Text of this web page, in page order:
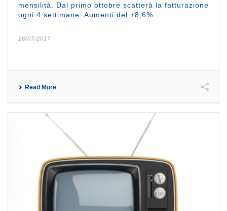
mensilità. Dal primo ottobre scatterà la fatturazione
ogni 4 settimane. Aumenti del +8,6%.
26/07/2017
Read More